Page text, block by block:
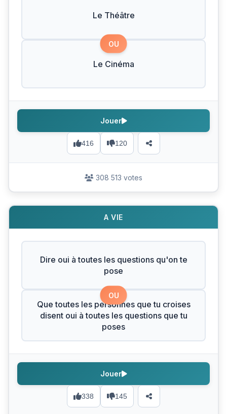
Le Théâtre
OU
Le Cinéma
416 120
Jouer
308 513 votes
A VIE
Dire oui à toutes les questions qu'on te
pose
OU
Que toutes les personnes que tu croises
disent oui à toutes les questions que tu
poses
338 145
Jouer